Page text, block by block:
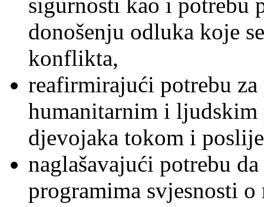
donošenju odluka koje
konflikta,
reafirmirajući potrebu
humanitarnim i ljudskim
djevojaka tokom i
naglašavajući potrebu
programima svjesnosti